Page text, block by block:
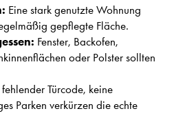
Eine stark genutzte Wohnung
gepflegte Fläche.
Fenster, Backofen,
oder Polster sollten
fehlender Türcode, keine
Parken verkürzen die echte